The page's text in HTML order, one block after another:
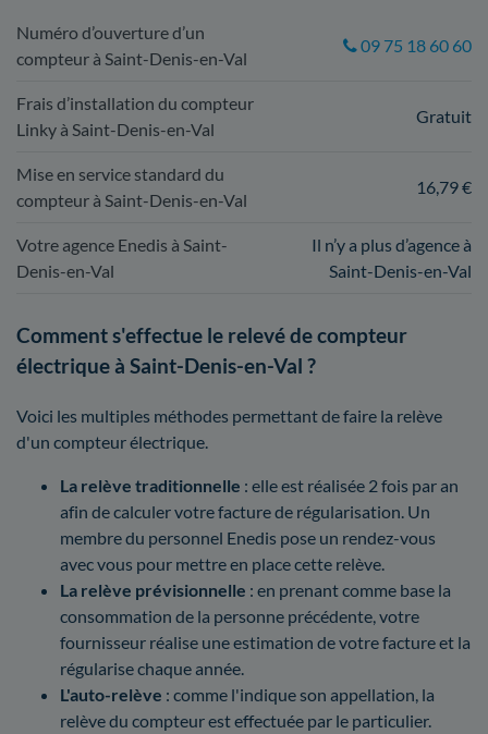
Numéro d’ouverture d’un
compteur à Saint-Denis-en-Val
09 75 18 60 60
Frais d’installation du compteur
Linky à Saint-Denis-en-Val
Gratuit
Mise en service standard du
compteur à Saint-Denis-en-Val
16,79 €
Votre agence Enedis à Saint-
Denis-en-Val
Il n’y a plus d’agence à
Saint-Denis-en-Val
Comment s'effectue le relevé de compteur
électrique à Saint-Denis-en-Val ?
Voici les multiples méthodes permettant de faire la relève
d'un compteur électrique.
La relève traditionnelle : elle est réalisée 2 fois par an
afin de calculer votre facture de régularisation. Un
membre du personnel Enedis pose un rendez-vous
avec vous pour mettre en place cette relève.
La relève prévisionnelle : en prenant comme base la
consommation de la personne précédente, votre
fournisseur réalise une estimation de votre facture et la
régularise chaque année.
L'auto-relève : comme l'indique son appellation, la
relève du compteur est effectuée par le particulier.